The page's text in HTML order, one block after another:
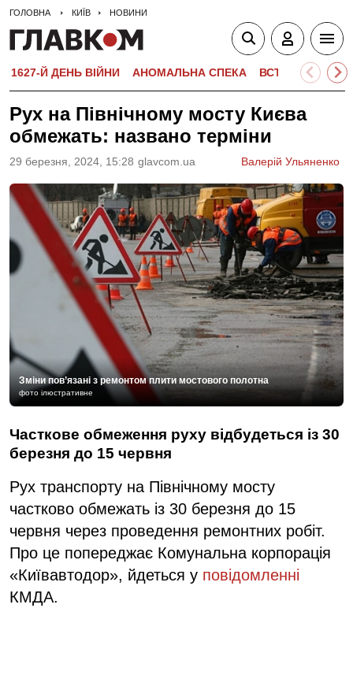
ГОЛОВНА КИЇВ НОВИНИ
1627-Й ДЕНЬ ВІЙНИ АНОМАЛЬНА СПЕКА ВСТУПНА
Рух на Північному мосту Києва
обмежать: названо терміни
29 березня, 2024, 15:28 glavcom.ua Валерій Ульяненко
Зміни пов’язані з ремонтом плити мостового полотна
фото ілюстративне
Часткове обмеження руху відбудеться із 30
березня до 15 червня
Рух транспорту на Північному мосту
частково обмежать із 30 березня до 15
червня через проведення ремонтних робіт.
Про це попереджає Комунальна корпорація
«Київавтодор», йдеться у повідомленні
КМДА.